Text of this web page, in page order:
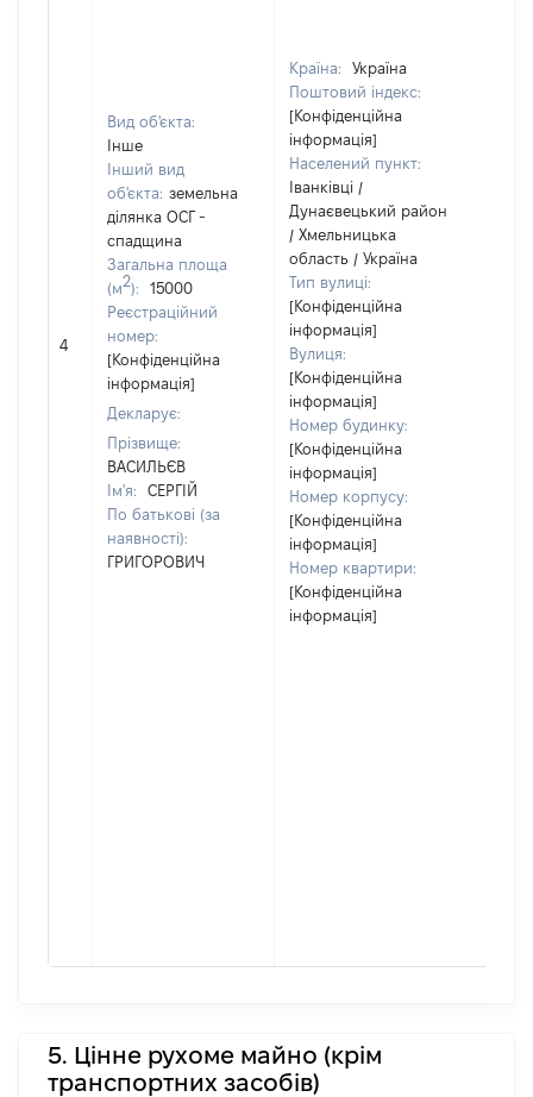
4
Вид об'єкта:
Інше
Інший вид
об'єкта: земельна
ділянка ОСГ -
спадщина
Загальна площа
(м2):
15000
Реєстраційний
номер:
[Конфіденційна
інформація]
Декларує:
Прізвище:
ВАСИЛЬЄВ
Ім'я:
СЕРГІЙ
По батькові (за
наявності):
ГРИГОРОВИЧ
Країна:
Україна
Поштовий індекс:
[Конфіденційна
інформація]
Населений пункт:
Іванківці /
Дунаєвецький район
/ Хмельницька
область / Україна
Тип вулиці:
[Конфіденційна
інформація]
Вулиця:
[Конфіденційна
інформація]
Номер будинку:
[Конфіденційна
інформація]
Номер корпусу:
[Конфіденційна
інформація]
Номер квартири:
[Конфіденційна
інформація]
5. Цінне рухоме майно (крім
транспортних засобів)